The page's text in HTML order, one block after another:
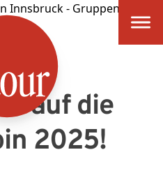
auf die
2025!